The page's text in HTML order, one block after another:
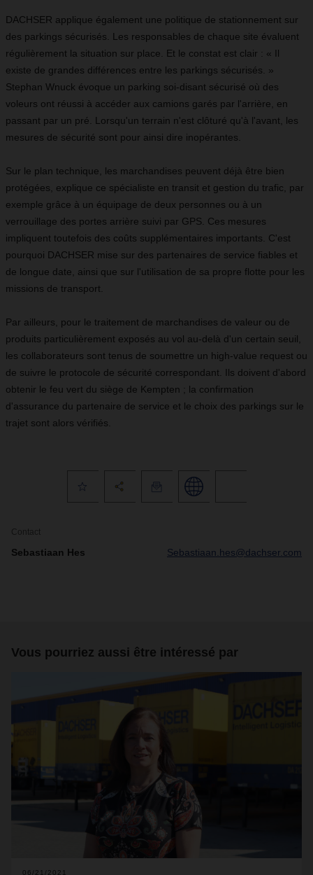
DACHSER applique également une politique de stationnement sur
des parkings sécurisés. Les responsables de chaque site évaluent
régulièrement la situation sur place. Et le constat est clair : « Il
existe de grandes différences entre les parkings sécurisés. »
Stephan Wnuck évoque un parking soi-disant sécurisé où des
voleurs ont réussi à accéder aux camions garés par l'arrière, en
passant par un pré. Lorsqu'un terrain n'est clôturé qu'à l'avant, les
mesures de sécurité sont pour ainsi dire inopérantes.
Sur le plan technique, les marchandises peuvent déjà être bien
protégées, explique ce spécialiste en transit et gestion du trafic, par
exemple grâce à un équipage de deux personnes ou à un
verrouillage des portes arrière suivi par GPS. Ces mesures
impliquent toutefois des coûts supplémentaires importants. C'est
pourquoi DACHSER mise sur des partenaires de service fiables et
de longue date, ainsi que sur l'utilisation de sa propre flotte pour les
missions de transport.
Par ailleurs, pour le traitement de marchandises de valeur ou de
produits particulièrement exposés au vol au-delà d'un certain seuil,
les collaborateurs sont tenus de soumettre un high-value request ou
de suivre le protocole de sécurité correspondant. Ils doivent d'abord
obtenir le feu vert du siège de Kempten ; la confirmation
d'assurance du partenaire de service et le choix des parkings sur le
trajet sont alors vérifiés.
Contact
Sebastiaan Hes Sebastiaan.hes@dachser.com
Vous pourriez aussi être intéressé par
06/21/2021